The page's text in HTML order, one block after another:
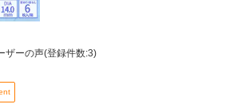
ザーの声(登録件数:3)